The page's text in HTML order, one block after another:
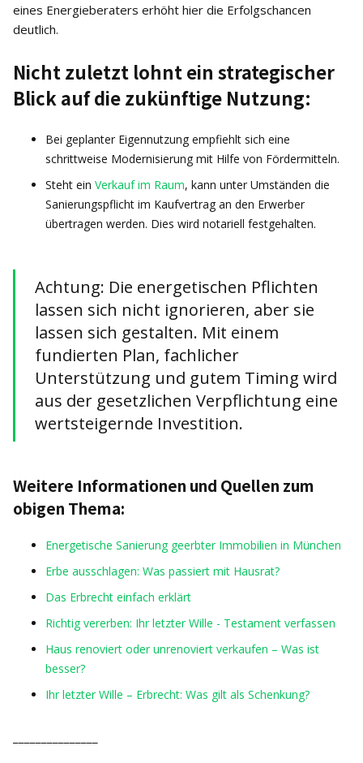
eines Energieberaters erhöht hier die Erfolgschancen
deutlich.
Nicht zuletzt lohnt ein strategischer
Blick auf die zukünftige Nutzung:
Bei geplanter Eigennutzung empfiehlt sich eine
schrittweise Modernisierung mit Hilfe von Fördermitteln.
Steht ein Verkauf im Raum, kann unter Umständen die
Sanierungspflicht im Kaufvertrag an den Erwerber
übertragen werden. Dies wird notariell festgehalten.
Achtung: Die energetischen Pflichten
lassen sich nicht ignorieren, aber sie
lassen sich gestalten. Mit einem
fundierten Plan, fachlicher
Unterstützung und gutem Timing wird
aus der gesetzlichen Verpflichtung eine
wertsteigernde Investition.
Weitere Informationen und Quellen zum
obigen Thema:
Energetische Sanierung geerbter Immobilien in München
Erbe ausschlagen: Was passiert mit Hausrat?
Das Erbrecht einfach erklärt
Richtig vererben: Ihr letzter Wille - Testament verfassen
Haus renoviert oder unrenoviert verkaufen – Was ist
besser?
Ihr letzter Wille – Erbrecht: Was gilt als Schenkung?